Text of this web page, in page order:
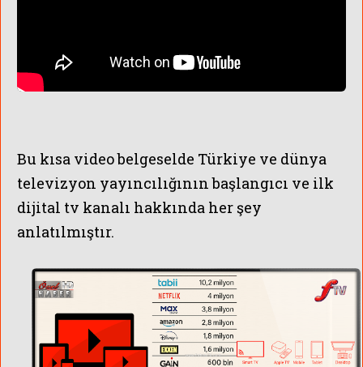
Bu kısa video belgeselde Türkiye ve dünya
televizyon yayıncılığının başlangıcı ve ilk
dijital tv kanalı hakkında her şey
anlatılmıştır.